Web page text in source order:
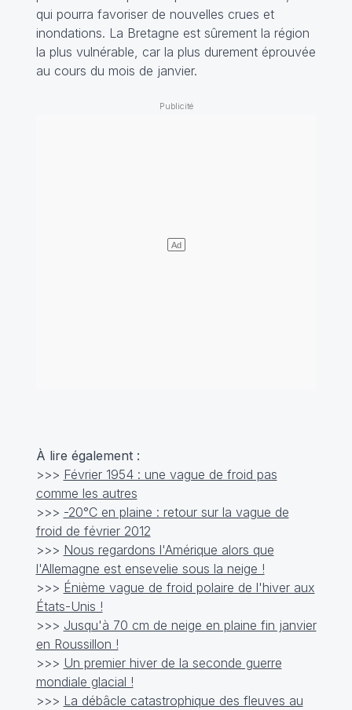
qui pourra favoriser de nouvelles crues et
inondations. La Bretagne est sûrement la région
la plus vulnérable, car la plus durement éprouvée
au cours du mois de janvier.
À lire également :
>>> Février 1954 : une vague de froid pas
comme les autres
>>> -20°C en plaine : retour sur la vague de
froid de février 2012
>>> Nous regardons l'Amérique alors que
l'Allemagne est ensevelie sous la neige !
>>> Énième vague de froid polaire de l'hiver aux
États-Unis !
>>> Jusqu'à 70 cm de neige en plaine fin janvier
en Roussillon !
>>> Un premier hiver de la seconde guerre
mondiale glacial !
>>> La débâcle catastrophique des fleuves au